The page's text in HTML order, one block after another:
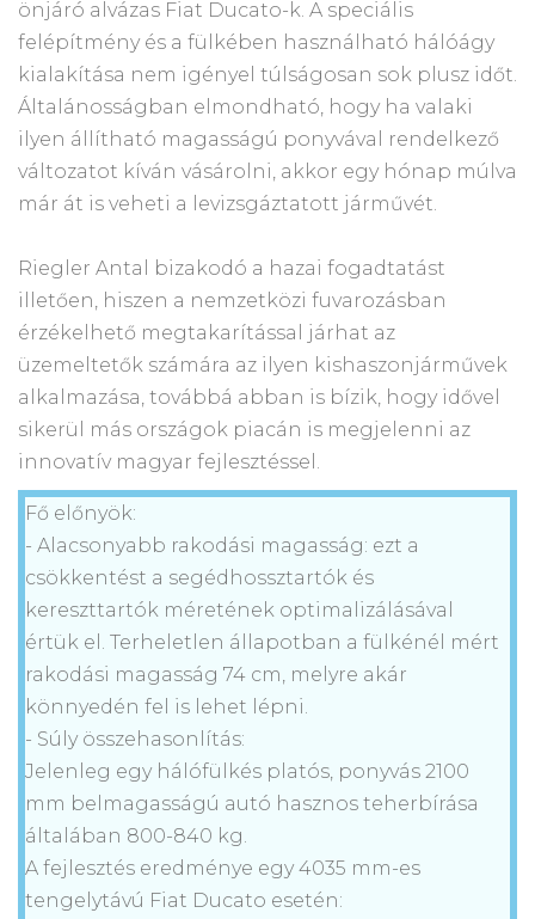
önjáró alvázas Fiat Ducato-k. A speciális
felépítmény és a fülkében használható hálóágy
kialakítása nem igényel túlságosan sok plusz időt.
Általánosságban elmondható, hogy ha valaki
ilyen állítható magasságú ponyvával rendelkező
változatot kíván vásárolni, akkor egy hónap múlva
már át is veheti a levizsgáztatott járművét.
Riegler Antal bizakodó a hazai fogadtatást
illetően, hiszen a nemzetközi fuvarozásban
érzékelhető megtakarítással járhat az
üzemeltetők számára az ilyen kishaszonjárművek
alkalmazása, továbbá abban is bízik, hogy idővel
sikerül más országok piacán is megjelenni az
innovatív magyar fejlesztéssel.
Fő előnyök:
- Alacsonyabb rakodási magasság: ezt a
csökkentést a segédhossztartók és
kereszttartók méretének optimalizálásával
értük el. Terheletlen állapotban a fülkénél mért
rakodási magasság 74 cm, melyre akár
könnyedén fel is lehet lépni.
- Súly összehasonlítás:
Jelenleg egy hálófülkés platós, ponyvás 2100
mm belmagasságú autó hasznos teherbírása
általában 800-840 kg.
A fejlesztés eredménye egy 4035 mm-es
tengelytávú Fiat Ducato esetén: